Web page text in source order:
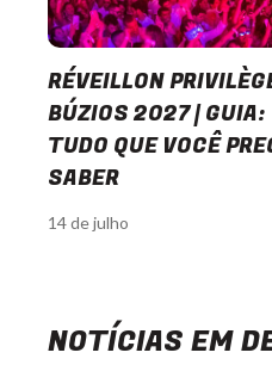
RÉVEILLON
BÚZIOS 2027 | GUIA:
TUDO QUE VOCÊ
SABER
14 de julho
NOTÍCIAS EM